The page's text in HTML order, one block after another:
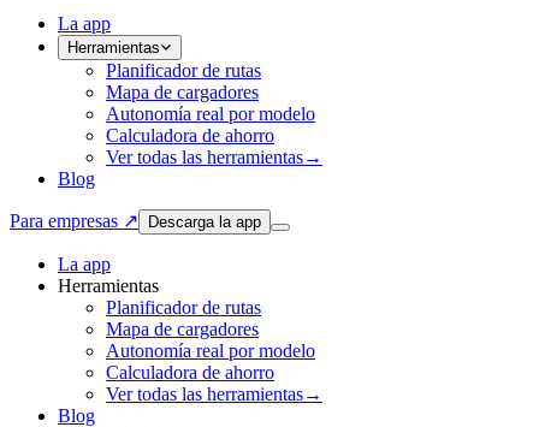
La app
Herramientas
Planificador de rutas
Mapa de cargadores
Autonomía real por modelo
Calculadora de ahorro
Ver todas las herramientas→
Blog
Para empresas ↗ Descarga la app
La app
Herramientas
Planificador de rutas
Mapa de cargadores
Autonomía real por modelo
Calculadora de ahorro
Ver todas las herramientas→
Blog